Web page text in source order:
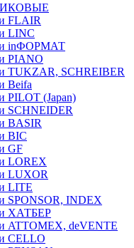
FLAIR
LINC
inФОРМАТ
PIANO
TUKZAR, SCHREIBER
Beifa
PILOT (Japan)
SCHNEIDER
BASIR
BIC
GF
LOREX
LUXOR
LITE
SPONSOR, INDEX
ХАТБЕР
ATTOMEX, deVENTE
CELLO